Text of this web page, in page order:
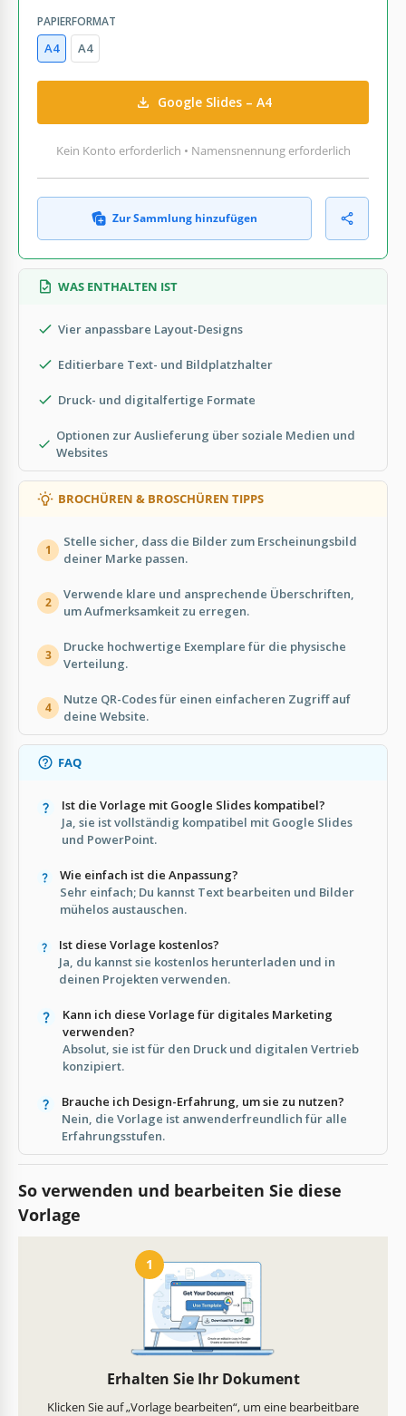
PAPIERFORMAT
A4 A4
Google Slides – A4
Kein Konto erforderlich • Namensnennung erforderlich
Zur Sammlung hinzufügen
WAS ENTHALTEN IST
Vier anpassbare Layout-Designs
Editierbare Text- und Bildplatzhalter
Druck- und digitalfertige Formate
Optionen zur Auslieferung über soziale Medien und
Websites
BROCHÜREN & BROSCHÜREN TIPPS
1
Stelle sicher, dass die Bilder zum Erscheinungsbild
deiner Marke passen.
2
Verwende klare und ansprechende Überschriften,
um Aufmerksamkeit zu erregen.
3
Drucke hochwertige Exemplare für die physische
Verteilung.
4
Nutze QR-Codes für einen einfacheren Zugriff auf
deine Website.
FAQ
Ist die Vorlage mit Google Slides kompatibel?
Ja, sie ist vollständig kompatibel mit Google Slides
und PowerPoint.
Wie einfach ist die Anpassung?
Sehr einfach; Du kannst Text bearbeiten und Bilder
mühelos austauschen.
Ist diese Vorlage kostenlos?
Ja, du kannst sie kostenlos herunterladen und in
deinen Projekten verwenden.
Kann ich diese Vorlage für digitales Marketing
verwenden?
Absolut, sie ist für den Druck und digitalen Vertrieb
konzipiert.
Brauche ich Design-Erfahrung, um sie zu nutzen?
Nein, die Vorlage ist anwenderfreundlich für alle
Erfahrungsstufen.
So verwenden und bearbeiten Sie diese
Vorlage
1
Erhalten Sie Ihr Dokument
Klicken Sie auf „Vorlage bearbeiten“, um eine bearbeitbare